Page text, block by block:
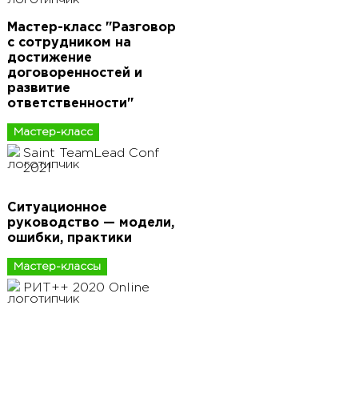
Мастер-класс "Разговор
с сотрудником на
достижение
договоренностей и
развитие
ответственности"
Мастер-класс
Saint TeamLead Conf
2021
Ситуационное
руководство — модели,
ошибки, практики
Мастер-классы
РИТ++ 2020 Online